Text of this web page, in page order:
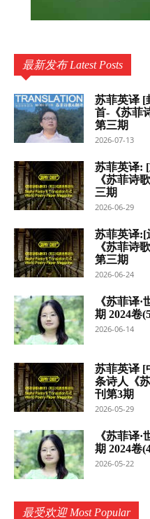
最新发布 Latest Posts
苏菲英译 [
首-《苏菲
第三期
2026-07-13
苏菲英译:
《苏菲诗
三期
2026-06-29
苏菲英译:[
《苏菲诗
第三期
2026-06-24
《苏菲译
期 2024卷
2026-06-14
苏菲英译 [
条诗人《
刊第3期
2026-05-29
《苏菲译
期 2024卷
2026-05-22
最受欢迎 Most Popular